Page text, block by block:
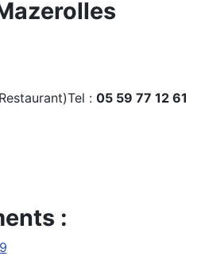
: 05 59 77 12 61
: